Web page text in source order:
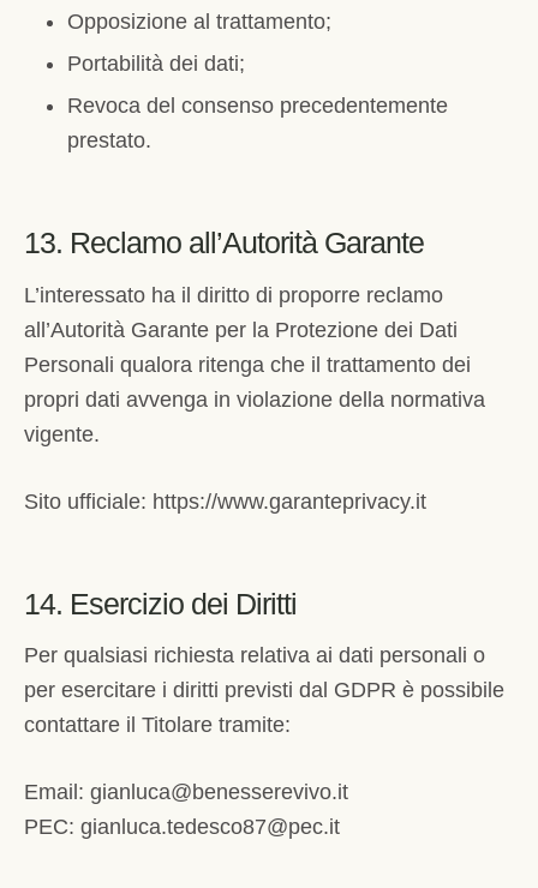
Opposizione al trattamento;
Portabilità dei dati;
Revoca del consenso precedentemente
prestato.
13. Reclamo all’Autorità Garante
L’interessato ha il diritto di proporre reclamo
all’Autorità Garante per la Protezione dei Dati
Personali qualora ritenga che il trattamento dei
propri dati avvenga in violazione della normativa
vigente.
Sito ufficiale: https://www.garanteprivacy.it
14. Esercizio dei Diritti
Per qualsiasi richiesta relativa ai dati personali o
per esercitare i diritti previsti dal GDPR è possibile
contattare il Titolare tramite:
Email: gianluca@benesserevivo.it
PEC: gianluca.tedesco87@pec.it